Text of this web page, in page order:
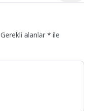
Gerekli alanlar* ile